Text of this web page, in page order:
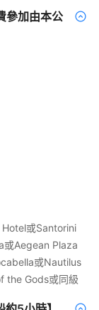
參加由本公
或Santorini
或Aegean Plaza
或Nautilus
the Gods或同級